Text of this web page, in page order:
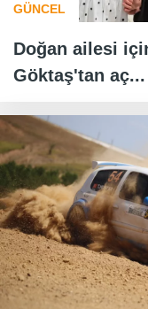
GÜNCEL
Doğan ailesi
Göktaş'tan aç...